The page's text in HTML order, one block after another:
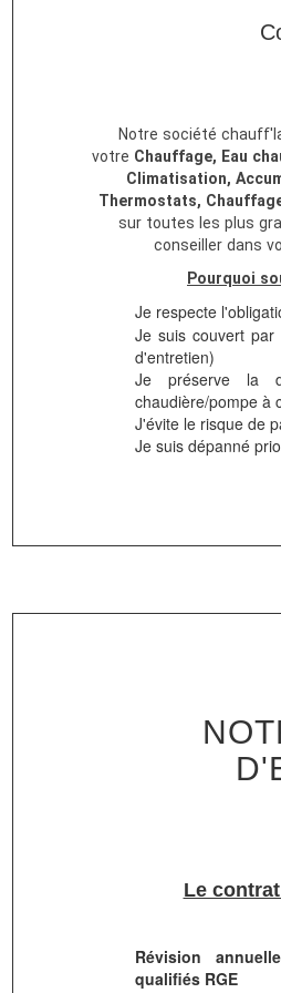
Notre société
votre Chauffage, Eau
Climatisation,
Thermostats,
sur toutes les plus
conseiller dans
Pourquoi
Je respecte
Je suis couvert par
d'entretien)
Je préserve la
chaudière/pompe à
J'évite le risque de
Je suis dépanné
Le
Révision
qualifiés RGE